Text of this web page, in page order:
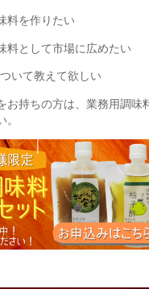
料を作りたい
料として市場に広めたい
いて教えて欲しい
お持ちの方は、業務用調味